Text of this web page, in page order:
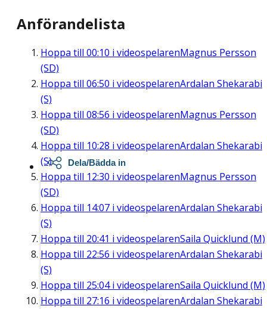
Anförandelista
Hoppa till 00:10 i videospelarenMagnus Persson
(SD)
Hoppa till 06:50 i videospelarenArdalan Shekarabi
(S)
Hoppa till 08:56 i videospelarenMagnus Persson
(SD)
Hoppa till 10:28 i videospelarenArdalan Shekarabi
(S)
Hoppa till 12:30 i videospelarenMagnus Persson
(SD)
Hoppa till 14:07 i videospelarenArdalan Shekarabi
(S)
Hoppa till 20:41 i videospelarenSaila Quicklund (M)
Hoppa till 22:56 i videospelarenArdalan Shekarabi
(S)
Hoppa till 25:04i videospelarenSaila Quicklund (M)
Hoppa till 27:16 i videospelarenArdalan Shekarabi
Dela/Bädda in